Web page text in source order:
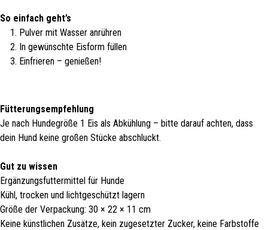
So einfach geht’s
Pulver mit Wasser anrühren
In gewünschte Eisform füllen
Einfrieren – genießen!
Fütterungsempfehlung
Je nach Hundegröße 1 Eis als Abkühlung – bitte darauf achten, dass
dein Hund keine großen Stücke abschluckt.
Gut zu wissen
Ergänzungsfuttermittel für Hunde
Kühl, trocken und lichtgeschützt lagern
Größe der Verpackung: 30 × 22 × 11 cm
Keine künstlichen Zusätze, kein zugesetzter Zucker, keine Farbstoffe